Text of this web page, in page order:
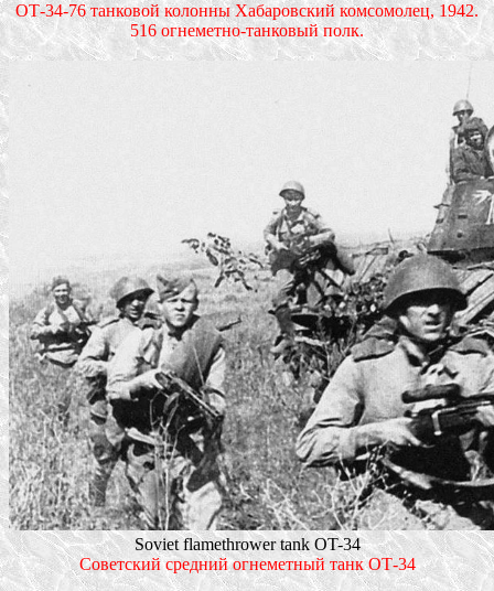
ОТ-34-76 танковой колонны Хабаровский комсомолец, 1942.
516 огнеметно-танковый полк.
Soviet flamethrower tank OT-34
Советский средний огнеметный танк ОТ-34